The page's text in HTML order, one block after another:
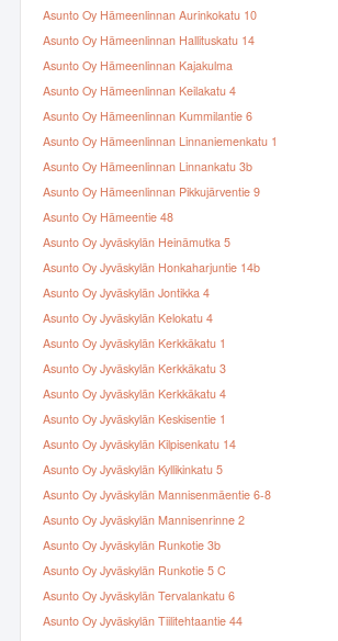
Asunto Oy Hämeenlinnan Aurinkokatu 10
Asunto Oy Hämeenlinnan Hallituskatu 14
Asunto Oy Hämeenlinnan Kajakulma
Asunto Oy Hämeenlinnan Keilakatu 4
Asunto Oy Hämeenlinnan Kummilantie 6
Asunto Oy Hämeenlinnan Linnaniemenkatu 1
Asunto Oy Hämeenlinnan Linnankatu 3b
Asunto Oy Hämeenlinnan Pikkujärventie 9
Asunto Oy Hämeentie 48
Asunto Oy Jyväskylän Heinämutka 5
Asunto Oy Jyväskylän Honkaharjuntie 14b
Asunto Oy Jyväskylän Jontikka 4
Asunto Oy Jyväskylän Kelokatu 4
Asunto Oy Jyväskylän Kerkkäkatu 1
Asunto Oy Jyväskylän Kerkkäkatu 3
Asunto Oy Jyväskylän Kerkkäkatu 4
Asunto Oy Jyväskylän Keskisentie 1
Asunto Oy Jyväskylän Kilpisenkatu 14
Asunto Oy Jyväskylän Kyllikinkatu 5
Asunto Oy Jyväskylän Mannisenmäentie 6-8
Asunto Oy Jyväskylän Mannisenrinne 2
Asunto Oy Jyväskylän Runkotie 3b
Asunto Oy Jyväskylän Runkotie 5 C
Asunto Oy Jyväskylän Tervalankatu 6
Asunto Oy Jyväskylän Tiilitehtaantie 44